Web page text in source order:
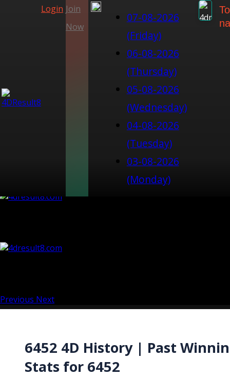
Login Join
Now
07-08-2026
(Friday)
06-08-2026
(Thursday)
05-08-2026
(Wednesday)
04-08-2026
(Tuesday)
03-08-2026
(Monday)
Previous Next
6452 4D History | Past
Stats for 6452